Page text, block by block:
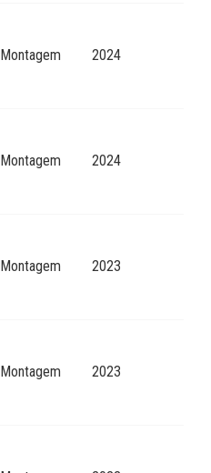
Montagem 2024
Montagem 2024
Montagem 2023
Montagem 2023